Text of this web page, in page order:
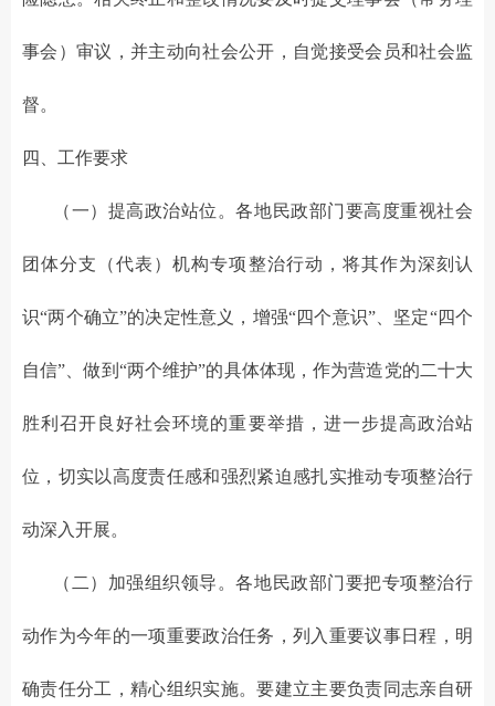
事会）审议，并主动向社会公开，自觉接受会员和社会监
督。
四、工作要求
（一）提高政治站位。各地民政部门要高度重视社会
团体分支（代表）机构专项整治行动，将其作为深刻认
识“两个确立”的决定性意义，增强“四个意识”、坚定“四个
自信”、做到“两个维护”的具体体现，作为营造党的二十大
胜利召开良好社会环境的重要举措，进一步提高政治站
位，切实以高度责任感和强烈紧迫感扎实推动专项整治行
动深入开展。
（二）加强组织领导。各地民政部门要把专项整治行
动作为今年的一项重要政治任务，列入重要议事日程，明
确责任分工，精心组织实施。要建立主要负责同志亲自研